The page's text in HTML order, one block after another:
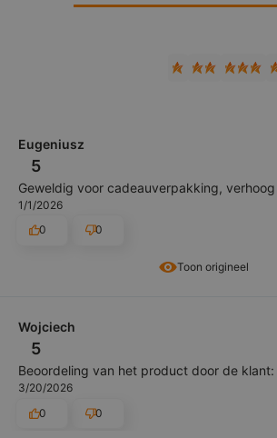
Toon origineel
Eugeniusz
5
Geweldig voor cadeauverpakking,
1/1/2026
0
0
Wojciech
5
Beoordeling van het product door de klant:
3/20/2026
0
0